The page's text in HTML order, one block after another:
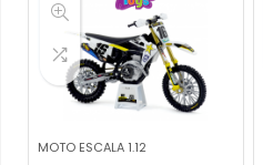
MOTO ESCALA 1.12